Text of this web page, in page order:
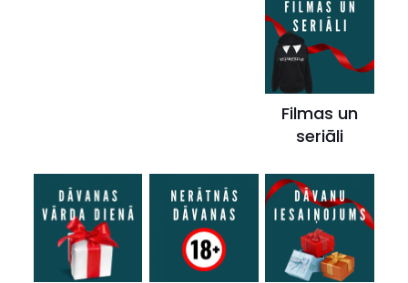
Filmas un
seriāli